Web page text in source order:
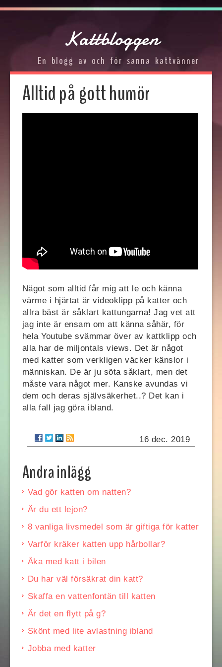
Kattbloggen
En blogg av och för sanna kattvänner
Alltid på gott humör
Nägot som alltid får mig att le och känna
värme i hjärtat är videoklipp på katter och
allra bäst är såklart kattungarna! Jag vet att
jag inte är ensam om att känna såhär, för
hela Youtube svämmar över av kattklipp och
alla har de miljontals views. Det är något
med katter som verkligen väcker känslor i
människan. De är ju söta såklart, men det
måste vara något mer. Kanske avundas vi
dem och deras självsäkerhet..? Det kan i
alla fall jag göra ibland.
16 dec. 2019
Andra inlägg
Vad gör katten om natten?
Är du ett lejon?
8 vanliga livsmedel som är giftiga för katter
Varför kräker katten upp hårbollar?
Åka med katt i bilen
Du har väl försäkrat din katt?
Skaffa en vattenfontän till katten
Är det en flytt på g?
Skönt med lite avlastning ibland
Jobba med katter